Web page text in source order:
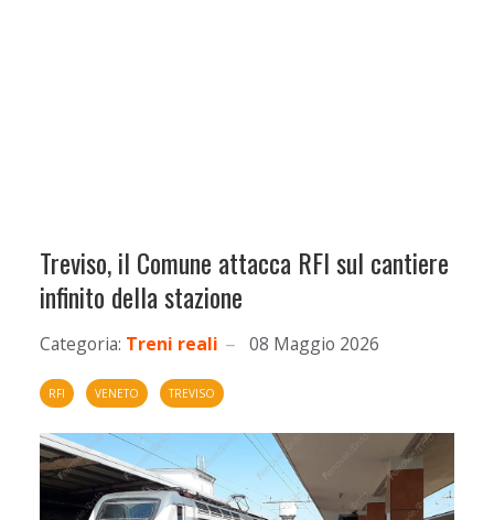
Treviso, il Comune attacca RFI sul cantiere
infinito della stazione
Categoria: Treni reali 08 Maggio 2026
RFI VENETO TREVISO